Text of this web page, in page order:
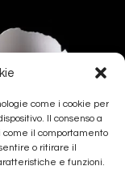
come i cookie per
Il consenso a
il comportamento
o ritirare il
e funzioni.